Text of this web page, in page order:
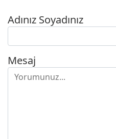
Adınız Soyadınız
Mesaj